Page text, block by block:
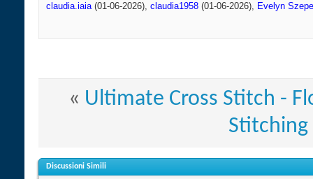
claudia.iaia(01-06-2026), claudia1958 (01-06-2026), Evelyn
« Ultimate Cross Stitch -
Stitching
Discussioni Simili